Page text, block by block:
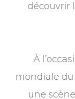
découvrir
À
mondiale du
une